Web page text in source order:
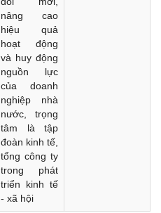
nâng cao
hiệu quả
hoạt động
và huy động
nguồn lực
của doanh
nghiệp nhà
nước, trọng
tâm là tập
đoàn kinh tế,
tổng công ty
trong phát
triển kinh tế
- xã hội